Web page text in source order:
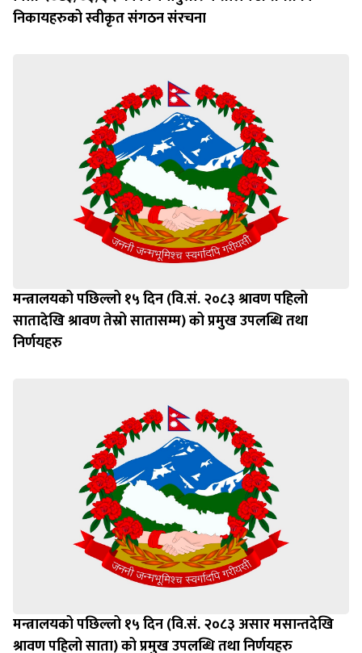
निकायहरुको स्वीकृत संगठन संरचना
मन्त्रालयको पछिल्लो १५ दिन (वि.सं. २०८३ श्रावण पहिलो
सातादेखि श्रावण तेस्रो सातासम्म) को प्रमुख उपलब्धि तथा
निर्णयहरु
मन्त्रालयको पछिल्लो १५ दिन (वि.सं. २०८३ असार मसान्तदेखि
श्रावण पहिलो साता) को प्रमुख उपलब्धि तथा निर्णयहरु